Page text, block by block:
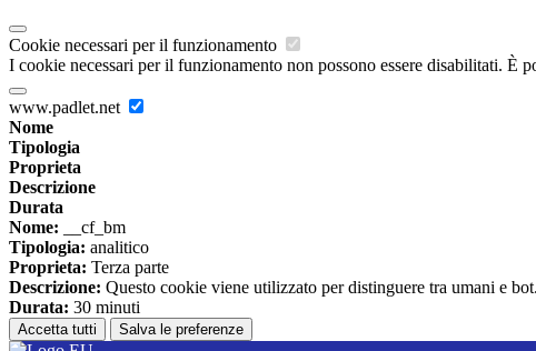
Cookie necessari per il funzionamento
I cookie necessari per il funzionamento non possono essere disabilitati. È
www.padlet.net
Nome
Tipologia
Proprieta
Descrizione
Durata
Nome: __cf_bm
Tipologia: analitico
Proprieta: Terza parte
Descrizione: Questo cookie viene utilizzato per distinguere tra umani e
Durata: 30 minuti
Accetta tutti Salva le preferenze